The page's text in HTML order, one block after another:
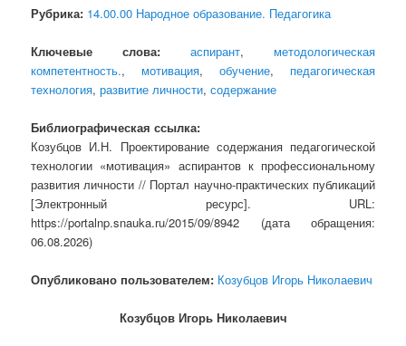
Рубрика: 14.00.00 Народное образование. Педагогика
Ключевые слова: аспирант, методологическая
компетентность., мотивация, обучение, педагогическая
технология,развитие личности,содержание
Библиографическая ссылка:
Козубцов И.Н. Проектирование содержания педагогической
технологии «мотивация» аспирантов к профессиональному
развития личности // Портал научно-практических публикаций
[Электронный ресурс]. URL:
https://portalnp.snauka.ru/2015/09/8942 (дата обращения:
06.08.2026)
Опубликовано пользователем: Козубцов Игорь Николаевич
Козубцов Игорь Николаевич